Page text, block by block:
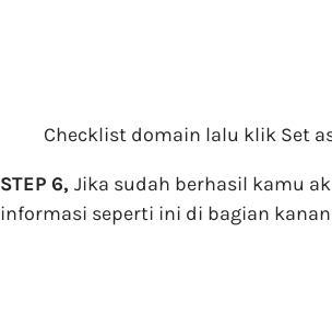
Checklist domain lalu klik Set
STEP 6, Jika sudah berhasil kamu
informasi seperti ini di bagian